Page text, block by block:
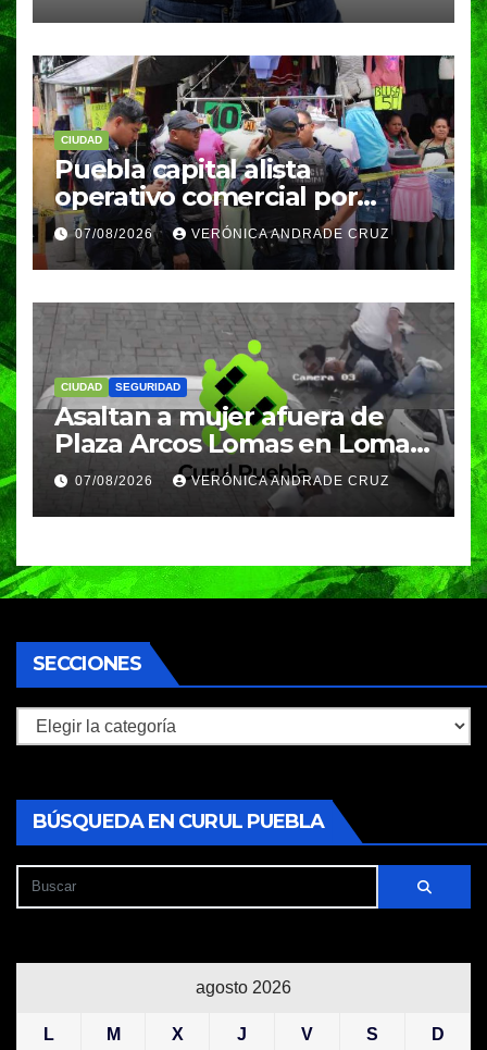
CIUDAD
Puebla capital alista
operativo comercial por
fiestas patrias y regreso a
clases
07/08/2026 VERÓNICA ANDRADE CRUZ
CIUDAD SEGURIDAD
Asaltan a mujer afuera de
Plaza Arcos Lomas en Lomas
de Angelópolis; delincuentes
huyeron en auto
07/08/2026 VERÓNICA ANDRADE CRUZ
SECCIONES
Secciones
BÚSQUEDA EN CURUL PUEBLA
agosto 2026
L M X J V S D